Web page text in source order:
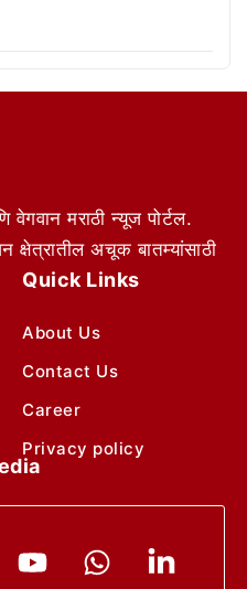
वेगवान मराठी न्यूज पोर्टल.
अचूक बातम्यांसाठी
Quick Links
About Us
Contact Us
Career
Privacy policy